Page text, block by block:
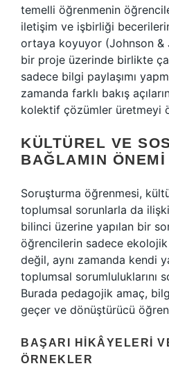
temelli öğrenmenin
iletişim ve işbirliği
ortaya koyuyor (Johnson &
bir proje üzerinde birlikte
sadece bilgi paylaşımı
zamanda farklı bakış
kolektif çözümler üretmeyi
KÜLTÜREL VE
BAĞLAMIN ÖNEMI
Soruşturma öğrenmesi,
toplumsal sorunlarla da
bilinci üzerine yapılan bir
öğrencilerin sadece
değil, aynı zamanda kendi
toplumsal sorumluluklarını
Burada pedagojik amaç,
geçer ve dönüştürücü
BAŞARI HIKÂYELERI
ÖRNEKLER